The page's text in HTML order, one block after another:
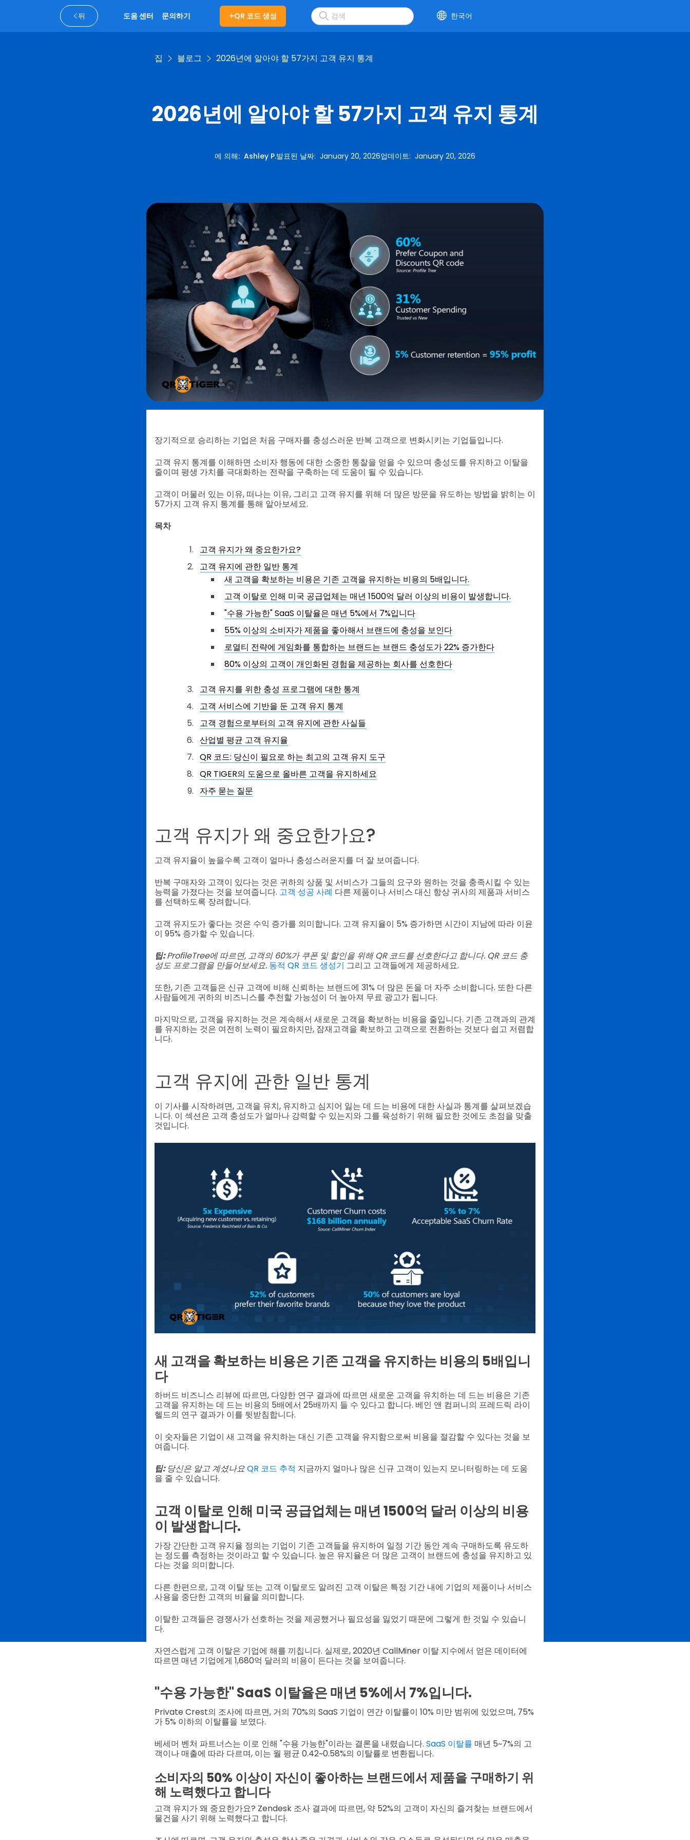
뒤 도움 센터 문의하기 QR 코드 생성 한국어
집 블로그 2026년에 알아야 할 57가지 고객 유지 통계
2026년에 알아야 할 57가지 고객 유지 통계
에 의해: Ashley P.발표된 날짜: January 20, 2026업데이트: January 20, 2026
장기적으로 승리하는 기업은 처음 구매자를 충성스러운 반복 고객으로 변화시키는 기업들입니다.
고객 유지 통계를 이해하면 소비자 행동에 대한 소중한 통찰을 얻을 수 있으며 충성도를 유지하고 이탈을
줄이며 평생 가치를 극대화하는 전략을 구축하는 데 도움이 될 수 있습니다.
고객이 머물러 있는 이유, 떠나는 이유, 그리고 고객 유지를 위해 더 많은 방문을 유도하는 방법을 밝히는 이
57가지 고객 유지 통계를 통해 알아보세요.
목차
고객 유지가 왜 중요한가요?
고객 유지에 관한 일반 통계
새 고객을 확보하는 비용은 기존 고객을 유지하는 비용의 5배입니다.
고객 이탈로 인해 미국 공급업체는 매년 1500억 달러 이상의 비용이 발생합니다.
"수용 가능한" SaaS 이탈율은 매년 5%에서 7%입니다
55% 이상의 소비자가 제품을 좋아해서 브랜드에 충성을 보인다
로열티 전략에 게임화를 통합하는 브랜드는 브랜드 충성도가 22% 증가한다
80% 이상의 고객이 개인화된 경험을 제공하는 회사를 선호한다
고객 유지를 위한 충성 프로그램에 대한 통계
고객 서비스에 기반을 둔 고객 유지 통계
고객 경험으로부터의 고객 유지에 관한 사실들
산업별 평균 고객 유지율
QR 코드: 당신이 필요로 하는 최고의 고객 유지 도구
QR TIGER의 도움으로 올바른 고객을 유지하세요
자주 묻는 질문
고객 유지가 왜 중요한가요?
고객 유지율이 높을수록 고객이 얼마나 충성스러운지를 더 잘 보여줍니다.
반복 구매자와 고객이 있다는 것은 귀하의 상품 및 서비스가 그들의 요구와 원하는 것을 충족시킬 수 있는
능력을 가졌다는 것을 보여줍니다. 고객 성공 사례 다른 제품이나 서비스 대신 항상 귀사의 제품과 서비스
를 선택하도록 장려합니다.
고객 유지도가 좋다는 것은 수익 증가를 의미합니다. 고객 유지율이 5% 증가하면 시간이 지남에 따라 이윤
이 95% 증가할 수 있습니다.
팁:ProfileTree에 따르면, 고객의 60%가 쿠폰 및 할인을 위해 QR 코드를 선호한다고 합니다. QR 코드 충
성도 프로그램을 만들어보세요. 동적 QR 코드 생성기 그리고 고객들에게 제공하세요.
또한, 기존 고객들은 신규 고객에 비해 신뢰하는 브랜드에 31% 더 많은 돈을 더 자주 소비합니다. 또한 다른
사람들에게 귀하의 비즈니스를 추천할 가능성이 더 높아져 무료 광고가 됩니다.
마지막으로, 고객을 유지하는 것은 계속해서 새로운 고객을 확보하는 비용을 줄입니다. 기존 고객과의 관계
를 유지하는 것은 여전히 노력이 필요하지만, 잠재고객을 확보하고 고객으로 전환하는 것보다 쉽고 저렴합
니다.
고객 유지에 관한 일반 통계
이 기사를 시작하려면, 고객을 유치, 유지하고 심지어 잃는 데 드는 비용에 대한 사실과 통계를 살펴보겠습
니다. 이 섹션은 고객 충성도가 얼마나 강력할 수 있는지와 그를 육성하기 위해 필요한 것에도 초점을 맞출
것입니다.
새 고객을 확보하는 비용은 기존 고객을 유지하는 비용의 5배입니
다
하버드 비즈니스 리뷰에 따르면, 다양한 연구 결과에 따르면 새로운 고객을 유치하는 데 드는 비용은 기존
고객을 유지하는 데 드는 비용의 5배에서 25배까지 들 수 있다고 합니다. 베인 앤 컴퍼니의 프레드릭 라이
헬드의 연구 결과가 이를 뒷받침합니다.
이 숫자들은 기업이 새 고객을 유치하는 대신 기존 고객을 유지함으로써 비용을 절감할 수 있다는 것을 보
여줍니다.
팁: 당신은 알고 계셨나요QR 코드 추적 지금까지 얼마나 많은 신규 고객이 있는지 모니터링하는 데 도움
을 줄 수 있습니다.
고객 이탈로 인해 미국 공급업체는 매년 1500억 달러 이상의 비용
이 발생합니다.
가장 간단한 고객 유지율 정의는 기업이 기존 고객들을 유지하여 일정 기간 동안 계속 구매하도록 유도하
는 정도를 측정하는 것이라고 할 수 있습니다. 높은 유지율은 더 많은 고객이 브랜드에 충성을 유지하고 있
다는 것을 의미합니다.
다른 한편으로, 고객 이탈 또는 고객 이탈로도 알려진 고객 이탈은 특정 기간 내에 기업의 제품이나 서비스
사용을 중단한 고객의 비율을 의미합니다.
이탈한 고객들은 경쟁사가 선호하는 것을 제공했거나 필요성을 잃었기 때문에 그렇게 한 것일 수 있습니
다.
자연스럽게 고객 이탈은 기업에 해를 끼칩니다. 실제로, 2020년 CallMiner 이탈 지수에서 얻은 데이터에
따르면 매년 기업에게 1,680억 달러의 비용이 든다는 것을 보여줍니다.
"수용 가능한" SaaS 이탈율은 매년 5%에서 7%입니다.
Private Crest의 조사에 따르면, 거의 70%의 SaaS 기업이 연간 이탈률이 10% 미만 범위에 있었으며, 75%
가 5% 이하의 이탈률을 보였다.
베세머 벤처 파트너스는 이로 인해 "수용 가능한"이라는 결론을 내렸습니다. SaaS 이탈률 매년 5~7%의 고
객이나 매출에 따라 다르며, 이는 월 평균 0.42~0.58%의 이탈률로 변환됩니다.
소비자의 50% 이상이 자신이 좋아하는 브랜드에서 제품을 구매하기 위
해 노력했다고 합니다
고객 유지가 왜 중요한가요? Zendesk 조사 결과에 따르면, 약 52%의 고객이 자신의 즐겨찾는 브랜드에서
물건을 사기 위해 노력했다고 합니다.